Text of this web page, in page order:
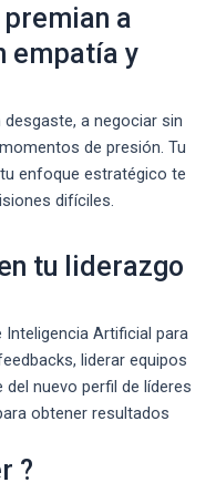
a
empatía y
a negociar sin
de presión. Tu
enfoque estratégico te
difíciles.
tu liderazgo
Artificial para
liderar equipos
nuevo perfil de líderes
obtener resultados
?